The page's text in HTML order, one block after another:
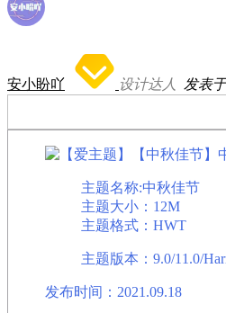
安小盼吖 设计达人 发表
主题名称:中秋佳节
主题大小：12M
主题格式：HWT
主题版本：9.0/11.0/
发布时间：2021.09.18